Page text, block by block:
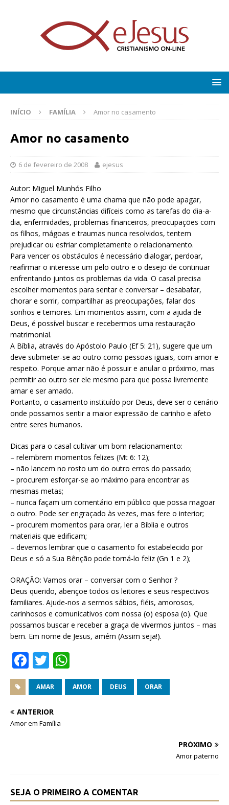
INÍCIO FAMÍLIA Amor no casamento
Amor no casamento
6 de fevereiro de 2008 ejesus
Autor: Miguel Munhós Filho
Amor no casamento é uma chama que não pode apagar,
mesmo que circunstâncias difíceis como as tarefas do dia-a-
dia, enfermidades, problemas financeiros, preocupações com
os filhos, mágoas e traumas nunca resolvidos, tentem
prejudicar ou esfriar completamente o relacionamento.
Para vencer os obstáculos é necessário dialogar, perdoar,
reafirmar o interesse um pelo outro e o desejo de continuar
enfrentando juntos os problemas da vida. O casal precisa
escolher momentos para sentar e conversar – desabafar,
chorar e sorrir, compartilhar as preocupações, falar dos
sonhos e temores. Em momentos assim, com a ajuda de
Deus, é possível buscar e recebermos uma restauração
matrimonial.
A Bíblia, através do Apóstolo Paulo (Ef 5: 21), sugere que um
deve submeter-se ao outro como pessoas iguais, com amor e
respeito. Porque amar não é possuir e anular o próximo, mas
permitir ao outro ser ele mesmo para que possa livremente
amar e ser amado.
Portanto, o casamento instituído por Deus, deve ser o cenário
onde possamos sentir a maior expressão de carinho e afeto
entre seres humanos.
Dicas para o casal cultivar um bom relacionamento:
– relembrem momentos felizes (Mt 6: 12);
– não lancem no rosto um do outro erros do passado;
– procurem esforçar-se ao máximo para encontrar as
mesmas metas;
– nunca façam um comentário em público que possa magoar
o outro. Pode ser engraçado às vezes, mas fere o interior;
– procurem momentos para orar, ler a Bíblia e outros
materiais que edificam;
– devemos lembrar que o casamento foi estabelecido por
Deus e só a Sua Bênção pode torná-lo feliz (Gn 1 e 2);
ORAÇÃO: Vamos orar – conversar com o Senhor ?
Deus querido, abençoe todos os leitores e seus respectivos
familiares. Ajude-nos a sermos sábios, fiéis, amorosos,
carinhosos e comunicativos com nossa (o) esposa (o). Que
possamos buscar e receber a graça de vivermos juntos – mas
bem. Em nome de Jesus, amém (Assim seja!).
F
a
c
e
b
T
w
it
te
r
h
at
AMAR AMOR DEUS ORAR
ANTERIOR
Amor em Família
PRÓXIMO
Amor paterno
SEJA O PRIMEIRO A COMENTAR